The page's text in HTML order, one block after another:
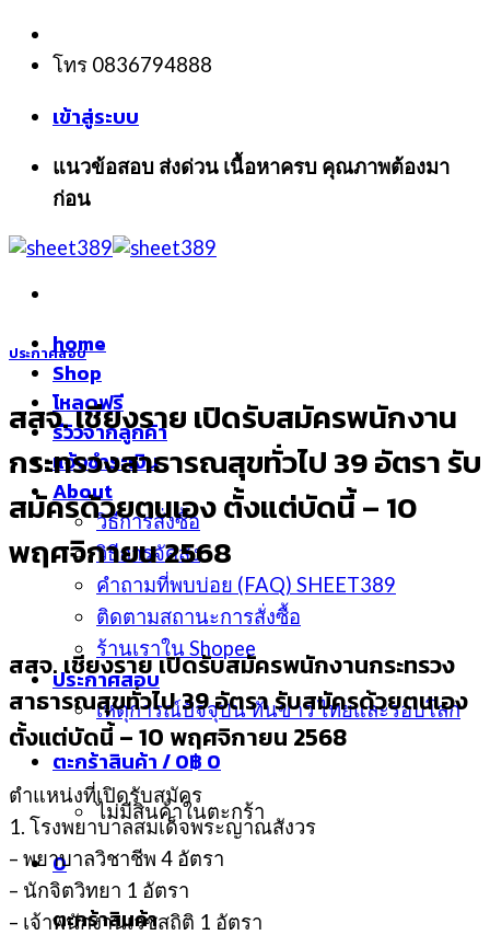
Skip
content
โทร 0836794888
เข้าสู่ระบบ
แนวข้อสอบ ส่งด่วน เนื้อหาครบ คุณภาพต้องมา
ก่อน
home
Shop
โหลดฟรี
รีวิวจากลูกค้า
แจ้งชำระเงิน
About
วิธีการสั่งซื้อ
วิธีการจัดส่ง
คำถามที่พบบ่อย (FAQ) SHEET389
ติดตามสถานะการสั่งซื้อ
ร้านเราใน Shopee
ประกาศสอบ
เหตุการณ์ปัจจุบัน ทันข่าว ไทยและรอบโลก
ตะกร้าสินค้า /0฿ 0
ไม่มีสินค้าในตะกร้า
0
ตะกร้าสินค้า
ประกาศสอบ
สสจ. เชียงราย เปิดรับสมัครพนักงาน
กระทรวงสาธารณสุขทั่วไป 39 อัตรา รับ
สมัครด้วยตนเอง ตั้งแต่บัดนี้ – 10
พฤศจิกายน 2568
สสจ. เชียงราย เปิดรับสมัครพนักงานกระทรวง
สาธารณสุขทั่วไป 39 อัตรา รับสมัครด้วยตนเอง
ตั้งแต่บัดนี้ – 10 พฤศจิกายน 2568
ตำแหน่งที่เปิดรับสมัคร
1. โรงพยาบาลสมเด็จพระญาณสังวร
– พยาบาลวิชาชีพ 4 อัตรา
– นักจิตวิทยา 1 อัตรา
– เจ้าพนักงานเวชสถิติ 1 อัตรา